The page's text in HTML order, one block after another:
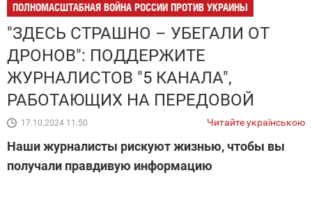
ПОЛНОМАСШТАБНАЯ ВОЙНА РОССИИ ПРОТИВ УКРАИНЫ
"ЗДЕСЬ СТРАШНО – УБЕГАЛИ ОТ
ДРОНОВ": ПОДДЕРЖИТЕ
ЖУРНАЛИСТОВ "5 КАНАЛА",
РАБОТАЮЩИХ НА ПЕРЕДОВОЙ
17.10.2024 11:50 Читайте українською
Наши журналисты рискуют жизнью, чтобы вы
получали правдивую информацию